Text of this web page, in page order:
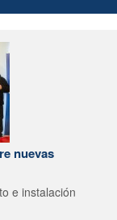
nuevas
e instalación